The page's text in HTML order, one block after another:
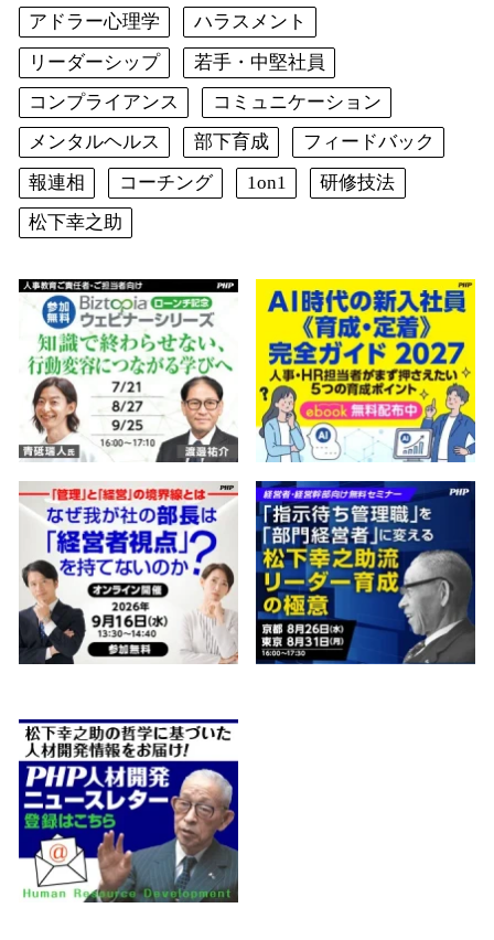
アドラー心理学
ハラスメント
リーダーシップ
若手・中堅社員
コンプライアンス
コミュニケーション
メンタルヘルス
部下育成
フィードバック
報連相
コーチング 1on1
研修技法
松下幸之助